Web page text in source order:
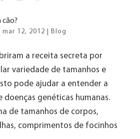
mar 12, 2012 Blog
a receita secreta por
variedade de tamanhos e
pode ajudar a entender a
doenças genéticas humanas.
de tamanhos de corpos,
comprimentos de focinhos